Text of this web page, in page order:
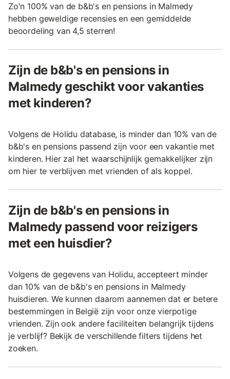
Zo'n 100% van de b&b's en pensions in Malmedy
hebben geweldige recensies en een gemiddelde
beoordeling van 4,5 sterren!
Zijn de b&b's en pensions in
Malmedy geschikt voor vakanties
met kinderen?
Volgens de Holidu database, is minder dan 10% van de
b&b's en pensions passend zijn voor een vakantie met
kinderen. Hier zal het waarschijnlijk gemakkelijker zijn
om hier te verblijven met vrienden of als koppel.
Zijn de b&b's en pensions in
Malmedy passend voor reizigers
met een huisdier?
Volgens de gegevens van Holidu, accepteert minder
dan 10% van de b&b's en pensions in Malmedy
huisdieren. We kunnen daarom aannemen dat er betere
bestemmingen in België zijn voor onze vierpotige
vrienden. Zijn ook andere faciliteiten belangrijk tijdens
je verblijf? Bekijk de verschillende filters tijdens het
zoeken.